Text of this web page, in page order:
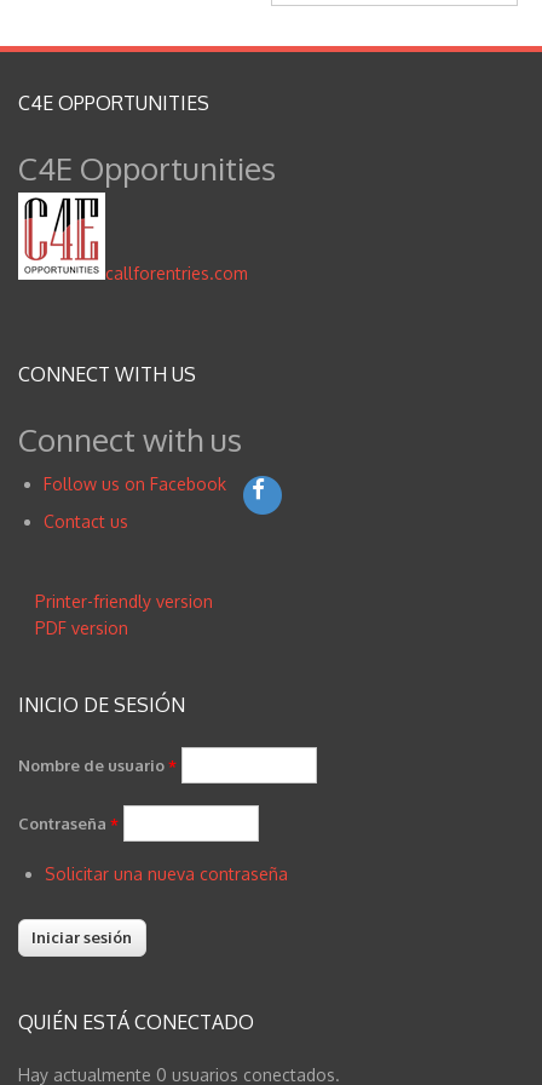
C4E OPPORTUNITIES
C4E Opportunities
callforentries.com
CONNECT WITH US
Connect with us
Follow us on Facebook
Contact us
Printer-friendly version
PDF version
INICIO DE SESIÓN
Nombre de usuario*
Contraseña *
Solicitar una nueva contraseña
QUIÉN ESTÁ CONECTADO
Hay actualmente 0 usuarios conectados.